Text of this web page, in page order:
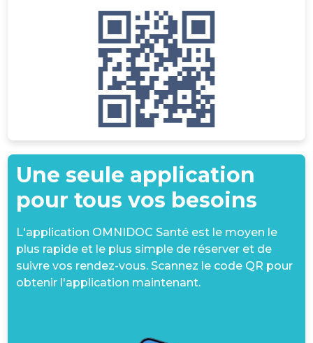
Une seule application
pour tous vos besoins
L'application OMNIDOC Santé est le moyen le
plus rapide et le plus simple de réserver et de
suivre vos rendez-vous. Scannez le code QR pour
obtenir l'application maintenant.